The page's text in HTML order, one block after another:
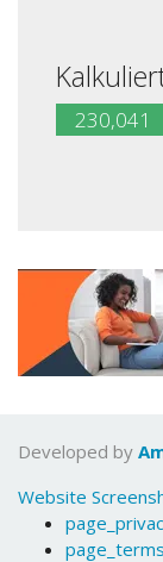
230,041
Developed by
Website